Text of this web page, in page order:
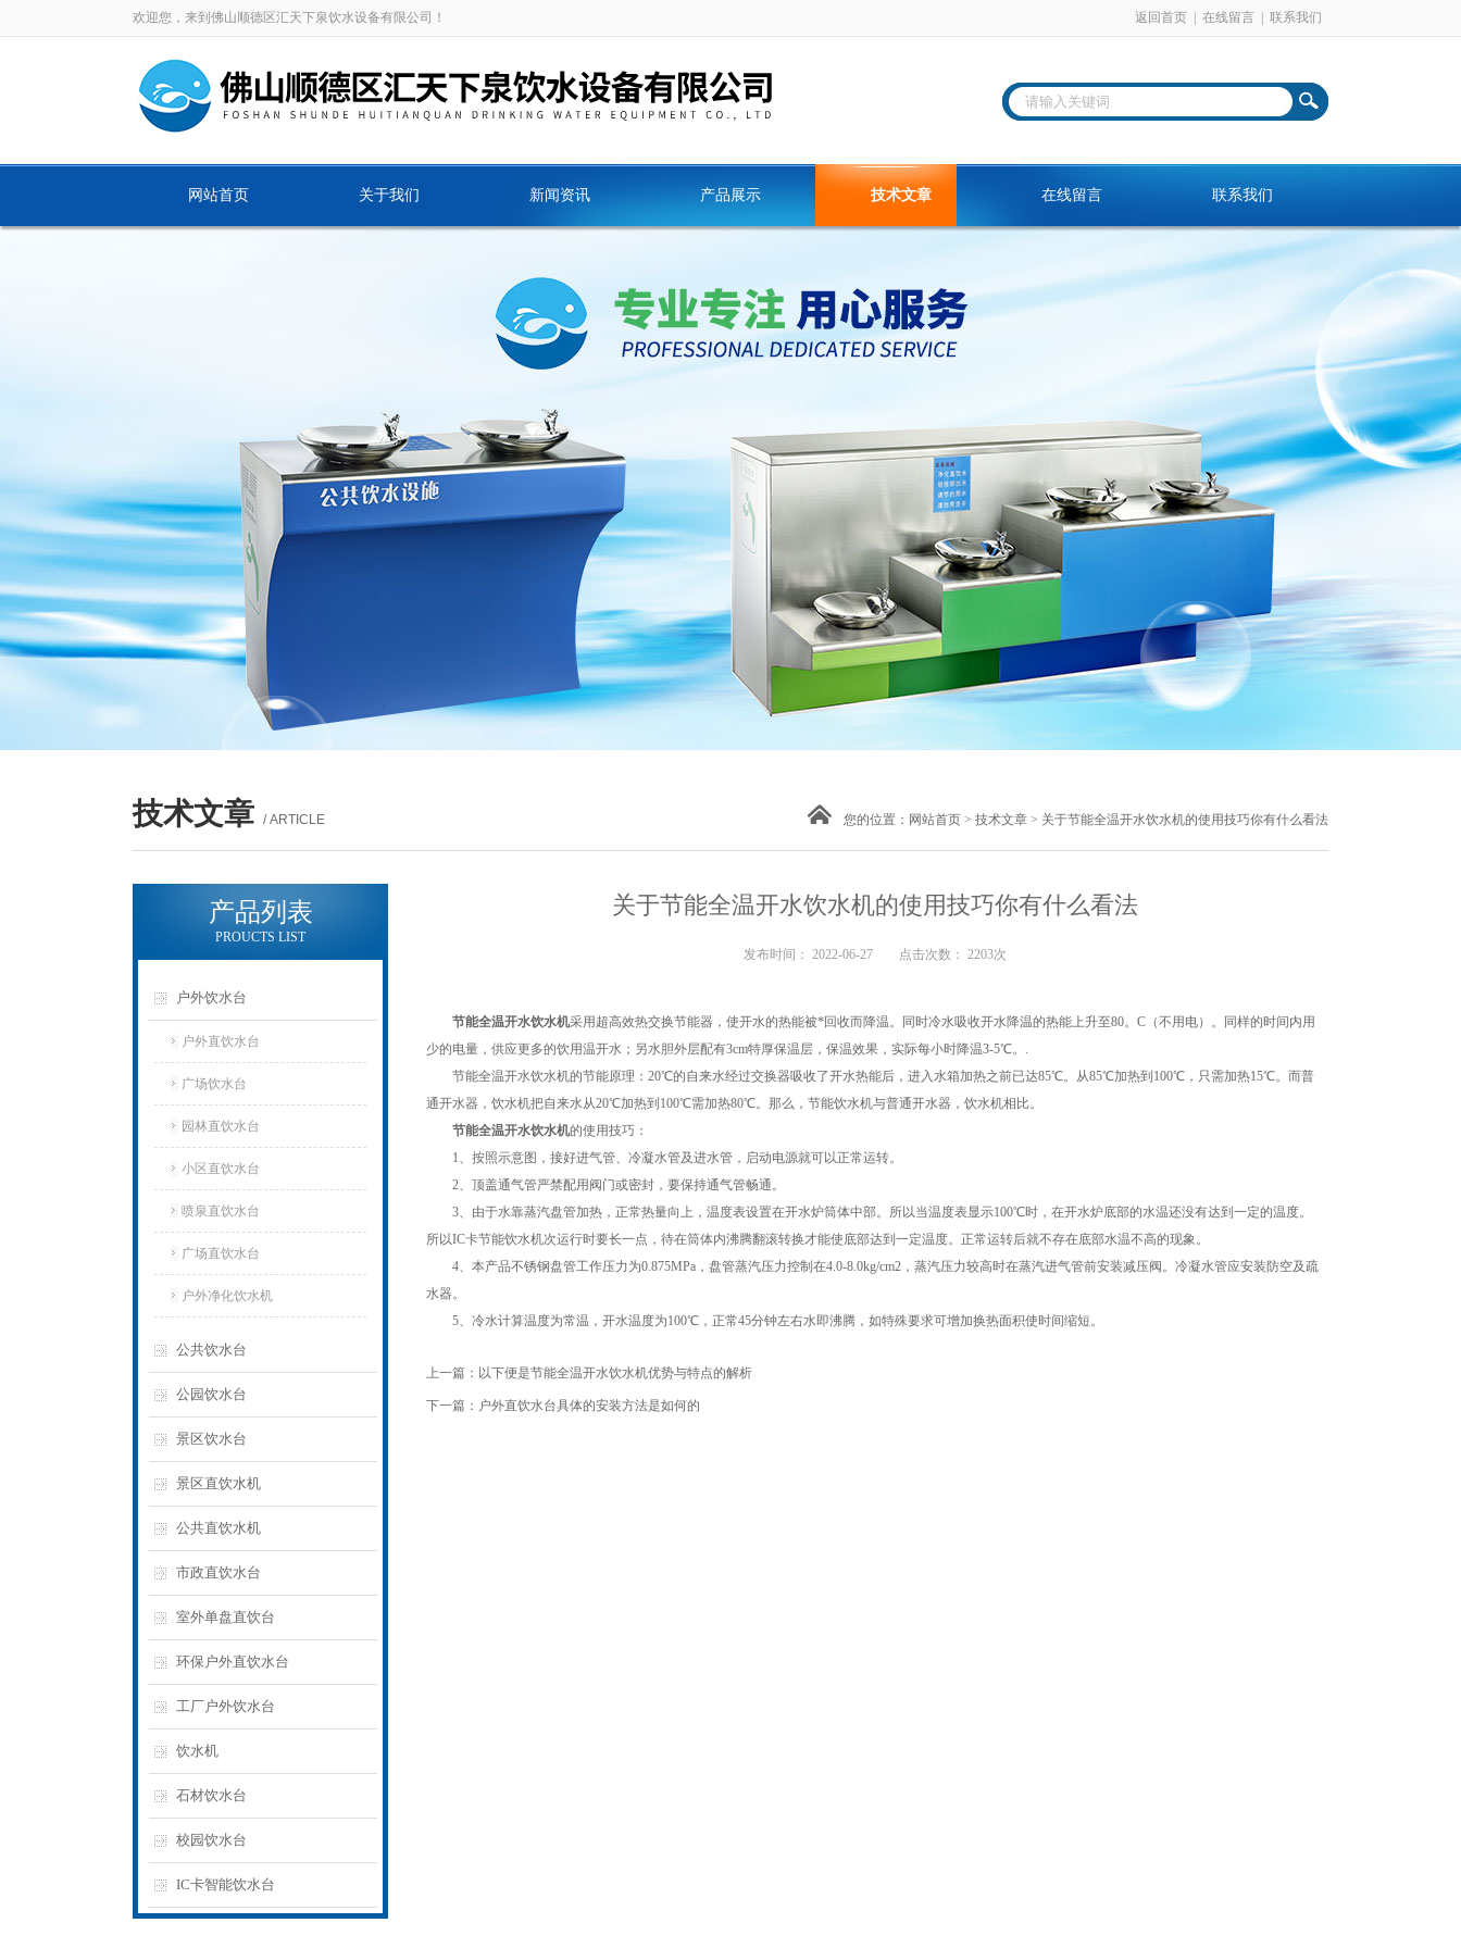
欢迎您，来到佛山顺德区汇天下泉饮水设备有限公司！ 返回首页 在线留言 联系我们
网站首页 关于我们 新闻资讯 产品展示 技术文章 在线留言 联系我们
技术文章 / ARTICLE 您的位置： 网站首页 > 技术文章 > 关于节能全温开水饮水机的使用技巧你有什么看法
产品列表
PROUCTS LIST
户外饮水台
户外直饮水台
广场饮水台
园林直饮水台
小区直饮水台
喷泉直饮水台
广场直饮水台
户外净化饮水机
公共饮水台
公园饮水台
景区饮水台
景区直饮水机
公共直饮水机
市政直饮水台
室外单盘直饮台
环保户外直饮水台
工厂户外饮水台
饮水机
石材饮水台
校园饮水台
IC卡智能饮水台
关于节能全温开水饮水机的使用技巧你有什么看法
发布时间： 2022-06-27 点击次数： 2203次
节能全温开水饮水机采用超高效热交换节能器，使开水的热能被*回收而降温。同时冷水吸收开水降温的热能上升至80。C（不用电）。同样的时间内用
少的电量，供应更多的饮用温开水；另水胆外层配有3cm特厚保温层，保温效果，实际每小时降温3-5℃。.
节能全温开水饮水机的节能原理：20℃的自来水经过交换器吸收了开水热能后，进入水箱加热之前已达85℃。从85℃加热到100℃，只需加热15℃。而普
通开水器，饮水机把自来水从20℃加热到100℃需加热80℃。那么，节能饮水机与普通开水器，饮水机相比。
节能全温开水饮水机的使用技巧：
1、按照示意图，接好进气管、冷凝水管及进水管，启动电源就可以正常运转。
2、顶盖通气管严禁配用阀门或密封，要保持通气管畅通。
3、由于水靠蒸汽盘管加热，正常热量向上，温度表设置在开水炉筒体中部。所以当温度表显示100℃时，在开水炉底部的水温还没有达到一定的温度。
所以IC卡节能饮水机次运行时要长一点，待在筒体内沸腾翻滚转换才能使底部达到一定温度。正常运转后就不存在底部水温不高的现象。
4、本产品不锈钢盘管工作压力为0.875MPa，盘管蒸汽压力控制在4.0-8.0kg/cm2，蒸汽压力较高时在蒸汽进气管前安装减压阀。冷凝水管应安装防空及疏
水器。
5、冷水计算温度为常温，开水温度为100℃，正常45分钟左右水即沸腾，如特殊要求可增加换热面积使时间缩短。
上一篇： 以下便是节能全温开水饮水机优势与特点的解析
下一篇： 户外直饮水台具体的安装方法是如何的